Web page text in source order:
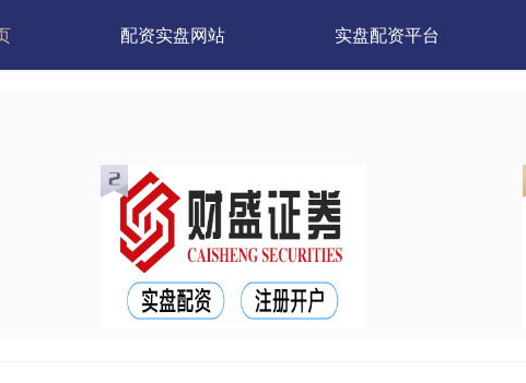
配资实盘网站 实盘配资平台